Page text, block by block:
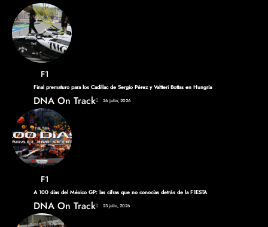
F1
Final prematuro para los Cadillac de Sergio Pérez y Valtteri Bottas en Hungría
DNA On Track 26 julio, 2026
F1
A 100 días del México GP: las cifras que no conocías detrás de la F1ESTA
DNA On Track 23 julio, 2026